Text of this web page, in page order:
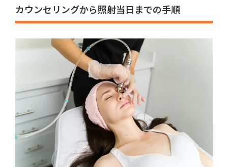
カウンセリングから照射当日までの手順